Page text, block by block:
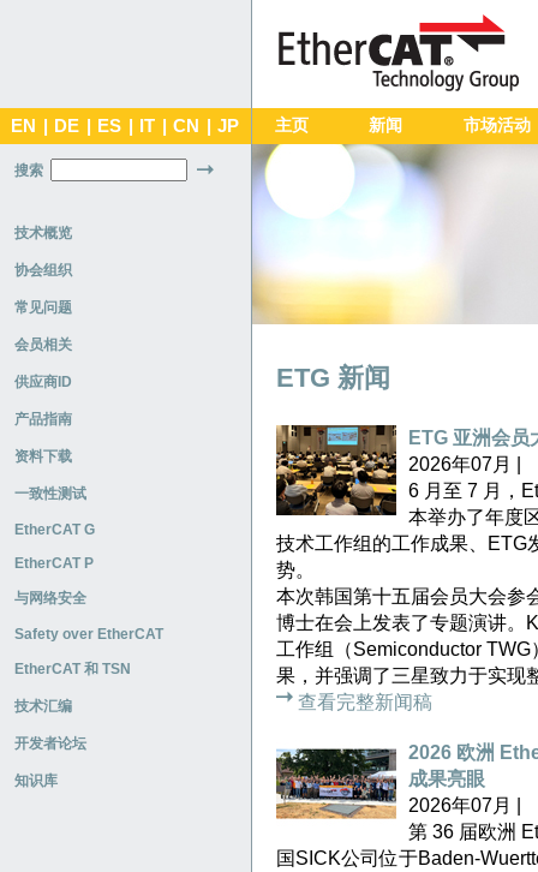
EN DE ES IT CN JP 主页 新闻 市场活动
搜索
技术概览
协会组织
常见问题
会员相关
供应商ID
产品指南
资料下载
一致性测试
EtherCAT G
EtherCAT P
与网络安全
Safety over EtherCAT
EtherCAT 和 TSN
技术汇编
开发者论坛
知识库
ETG 新闻
ETG 亚洲会员
2026年07月 |
6 月至 7 月，
本举办了年度
技术工作组的工作成果、ETG
势。
本次韩国第十五届会员大会参
博士在会上发表了专题演讲。
工作组（Semiconductor
果，并强调了三星致力于实现
查看完整新闻稿
2026 欧洲
成果亮眼
2026年07月 |
第 36 届欧洲
国SICK公司位于Baden-